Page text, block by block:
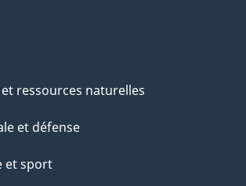
ressources naturelles
et défense
et sport